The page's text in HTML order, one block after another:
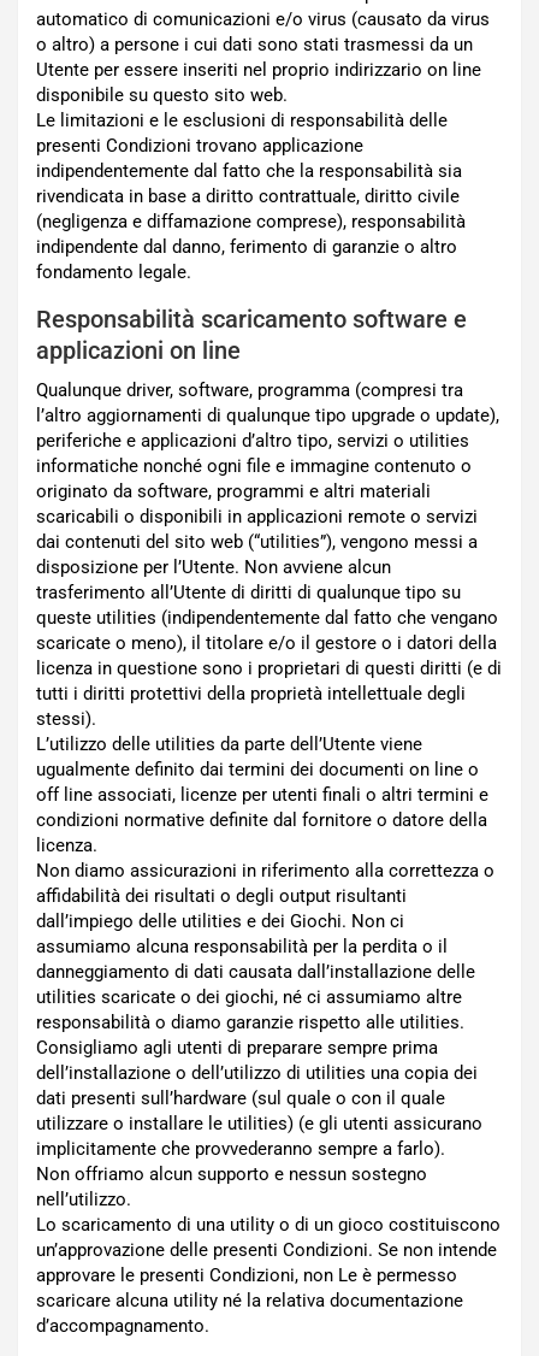
automatico di comunicazioni e/o virus (causato da virus
o altro) a persone i cui dati sono stati trasmessi da un
Utente per essere inseriti nel proprio indirizzario on line
disponibile su questo sito web.
Le limitazioni e le esclusioni di responsabilità delle
presenti Condizioni trovano applicazione
indipendentemente dal fatto che la responsabilità sia
rivendicata in base a diritto contrattuale, diritto civile
(negligenza e diffamazione comprese), responsabilità
indipendente dal danno, ferimento di garanzie o altro
fondamento legale.
Responsabilità scaricamento software e
applicazioni on line
Qualunque driver, software, programma (compresi tra
l’altro aggiornamenti di qualunque tipo upgrade o update),
periferiche e applicazioni d’altro tipo, servizi o utilities
informatiche nonché ogni file e immagine contenuto o
originato da software, programmi e altri materiali
scaricabili o disponibili in applicazioni remote o servizi
dai contenuti del sito web (“utilities”), vengono messi a
disposizione per l’Utente. Non avviene alcun
trasferimento all’Utente di diritti di qualunque tipo su
queste utilities (indipendentemente dal fatto che vengano
scaricate o meno), il titolare e/o il gestore o i datori della
licenza in questione sono i proprietari di questi diritti (e di
tutti i diritti protettivi della proprietà intellettuale degli
stessi).
L’utilizzo delle utilities da parte dell’Utente viene
ugualmente definito dai termini dei documenti on line o
off line associati, licenze per utenti finali o altri termini e
condizioni normative definite dal fornitore o datore della
licenza.
Non diamo assicurazioni in riferimento alla correttezza o
affidabilità dei risultati o degli output risultanti
dall’impiego delle utilities e dei Giochi. Non ci
assumiamo alcuna responsabilità per la perdita o il
danneggiamento di dati causata dall’installazione delle
utilities scaricate o dei giochi, né ci assumiamo altre
responsabilità o diamo garanzie rispetto alle utilities.
Consigliamo agli utenti di preparare sempre prima
dell’installazione o dell’utilizzo di utilities una copia dei
dati presenti sull’hardware (sul quale o con il quale
utilizzare o installare le utilities) (e gli utenti assicurano
implicitamente che provvederanno sempre a farlo).
Non offriamo alcun supporto e nessun sostegno
nell’utilizzo.
Lo scaricamento di una utility o di un gioco costituiscono
un’approvazione delle presenti Condizioni. Se non intende
approvare le presenti Condizioni, non Le è permesso
scaricare alcuna utility né la relativa documentazione
d’accompagnamento.